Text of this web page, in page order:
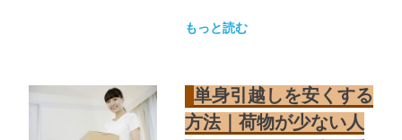
もっと読む
単身引越しを安くする
方法｜荷物が少ない人